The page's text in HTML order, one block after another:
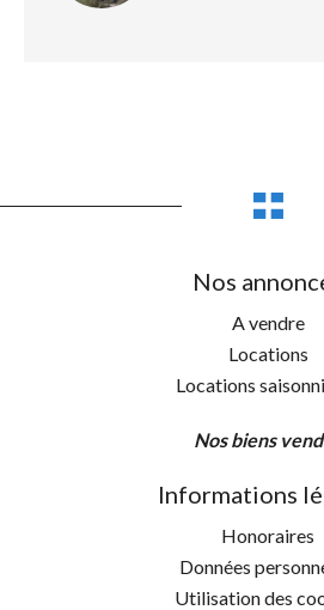
Nos
A vendre
Locations
Locations
Nos biens
Informations
Honoraires
Données
Utilisation des